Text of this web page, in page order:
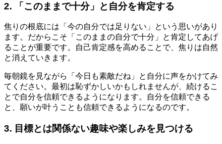
2. 「このままで十分」と自分を肯定する
焦りの根底には「今の自分では足りない」という思いがあり
ます。だからこそ「このままの自分で十分」と肯定してあげ
ることが重要です。自己肯定感を高めることで、焦りは自然
と消えていきます。
毎朝鏡を見ながら「今日も素敵だね」と自分に声をかけてみ
てください。最初は恥ずかしいかもしれませんが、続けるこ
とで自分を信頼できるようになります。自分を信頼できる
と、願いが叶うことも信頼できるようになるのです。
3. 目標とは関係ない趣味や楽しみを見つける